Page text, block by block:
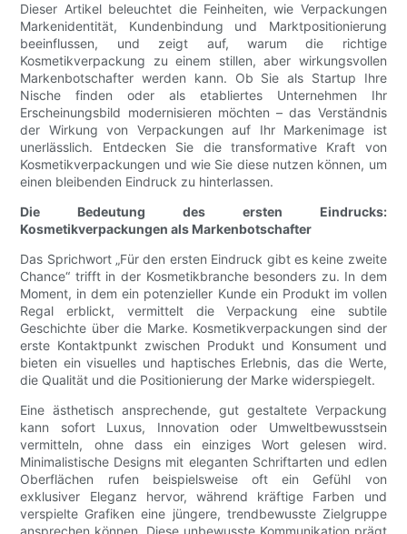
Dieser Artikel beleuchtet die Feinheiten, wie Verpackungen
Markenidentität, Kundenbindung und Marktpositionierung
beeinflussen, und zeigt auf, warum die richtige
Kosmetikverpackung zu einem stillen, aber wirkungsvollen
Markenbotschafter werden kann. Ob Sie als Startup Ihre
Nische finden oder als etabliertes Unternehmen Ihr
Erscheinungsbild modernisieren möchten – das Verständnis
der Wirkung von Verpackungen auf Ihr Markenimage ist
unerlässlich. Entdecken Sie die transformative Kraft von
Kosmetikverpackungen und wie Sie diese nutzen können, um
einen bleibenden Eindruck zu hinterlassen.
Die Bedeutung des ersten Eindrucks:
Kosmetikverpackungen als Markenbotschafter
Das Sprichwort „Für den ersten Eindruck gibt es keine zweite
Chance“ trifft in der Kosmetikbranche besonders zu. In dem
Moment, in dem ein potenzieller Kunde ein Produkt im vollen
Regal erblickt, vermittelt die Verpackung eine subtile
Geschichte über die Marke. Kosmetikverpackungen sind der
erste Kontaktpunkt zwischen Produkt und Konsument und
bieten ein visuelles und haptisches Erlebnis, das die Werte,
die Qualität und die Positionierung der Marke widerspiegelt.
Eine ästhetisch ansprechende, gut gestaltete Verpackung
kann sofort Luxus, Innovation oder Umweltbewusstsein
vermitteln, ohne dass ein einziges Wort gelesen wird.
Minimalistische Designs mit eleganten Schriftarten und edlen
Oberflächen rufen beispielsweise oft ein Gefühl von
exklusiver Eleganz hervor, während kräftige Farben und
verspielte Grafiken eine jüngere, trendbewusste Zielgruppe